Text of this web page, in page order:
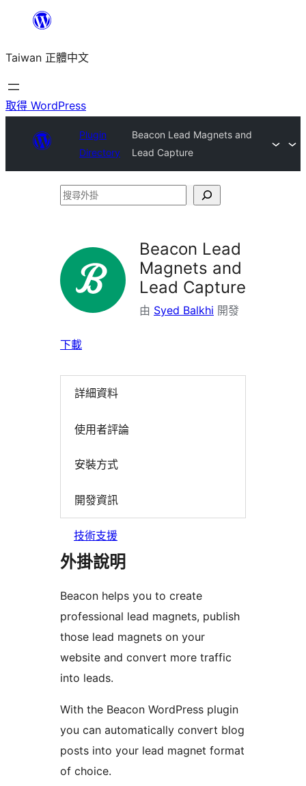
主
要
內
Taiwan 正體中文
取得 WordPress
Plugin
Directory
Beacon Lead Magnets and
Lead Capture
搜
掛
Beacon Lead
Magnets and
Lead Capture
由 Syed Balkhi 開發
下載
詳細資料
使用者評論
安裝方式
開發資訊
技術支援
外掛說明
Beacon helps you to create
professional lead magnets, publish
those lead magnets on your
website and convert more traffic
into leads.
With the Beacon WordPress plugin
you can automatically convert blog
posts into your lead magnet format
of choice.